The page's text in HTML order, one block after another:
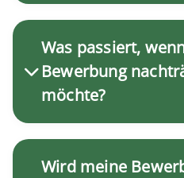
Was passiert,
Bewerbung
möchte?
Wird meine